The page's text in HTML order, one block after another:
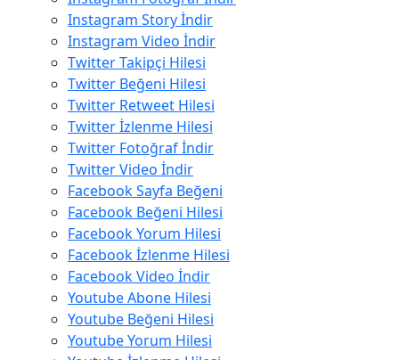
Instagram Story İndir
Instagram Video İndir
Twitter Takipçi Hilesi
Twitter Beğeni Hilesi
Twitter Retweet Hilesi
Twitter İzlenme Hilesi
Twitter Fotoğraf İndir
Twitter Video İndir
Facebook Sayfa Beğeni
Facebook Beğeni Hilesi
Facebook Yorum Hilesi
Facebook İzlenme Hilesi
Facebook Video İndir
Youtube Abone Hilesi
Youtube Beğeni Hilesi
Youtube Yorum Hilesi